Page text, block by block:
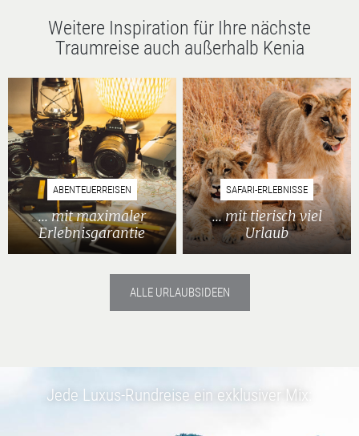
Weitere Inspiration für Ihre nächste
Traumreise auch außerhalb Kenia
ABENTEUERREISEN
... mit maximaler
Erlebnisgarantie
SAFARI-ERLEBNISSE
... mit tierisch viel
Urlaub
ALLE URLAUBSIDEEN
Jede Luxus-Rundreise ein exklusiver Mix: